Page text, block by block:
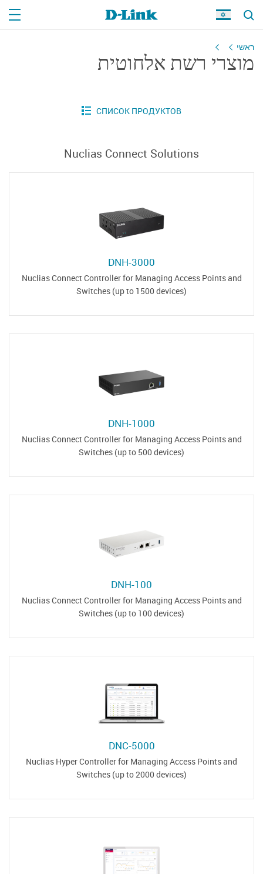
ראשי
מוצרי רשת אלחוטית
Nuclias Connect Solutions
DNH-3000
Nuclias Connect Controller for Managing Access Points and
Switches (up to 1500 devices)
DNH-1000
Nuclias Connect Controller for Managing Access Points and
Switches (up to 500 devices)
DNH-100
Nuclias Connect Controller for Managing Access Points and
Switches (up to 100 devices)
DNC-5000
Nuclias Hyper Controller for Managing Access Points and
Switches (up to 2000 devices)